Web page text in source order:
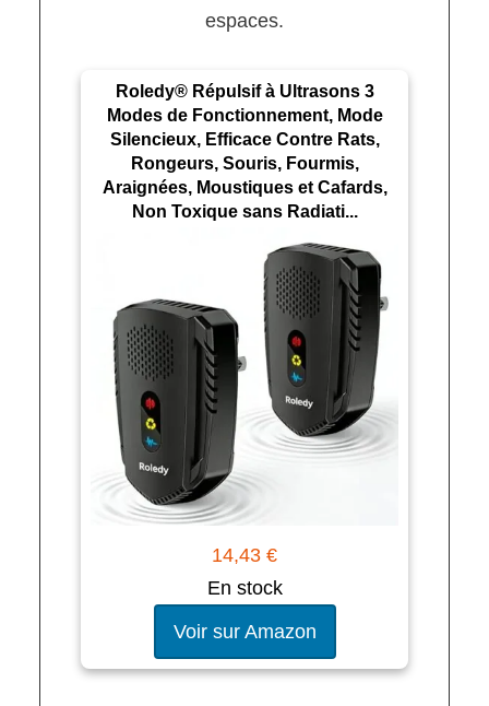
espaces.
Roledy® Répulsif à Ultrasons 3
Modes de Fonctionnement, Mode
Silencieux, Efficace Contre Rats,
Rongeurs, Souris, Fourmis,
Araignées, Moustiques et Cafards,
Non Toxique sans Radiati...
14,43 €
En stock
Voir sur Amazon